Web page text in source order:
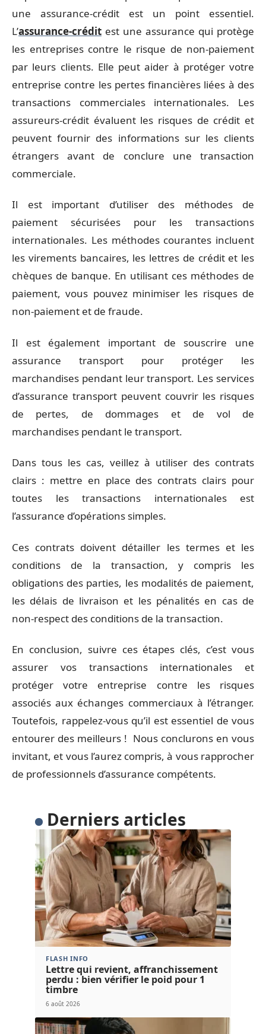
une assurance-crédit est un point essentiel.
L’assurance-crédit est une assurance qui protège
les entreprises contre le risque de non-paiement
par leurs clients. Elle peut aider à protéger votre
entreprise contre les pertes financières liées à des
transactions commerciales internationales. Les
assureurs-crédit évaluent les risques de crédit et
peuvent fournir des informations sur les clients
étrangers avant de conclure une transaction
commerciale.
Il est important d’utiliser des méthodes de
paiement sécurisées pour les transactions
internationales. Les méthodes courantes incluent
les virements bancaires, les lettres de crédit et les
chèques de banque. En utilisant ces méthodes de
paiement, vous pouvez minimiser les risques de
non-paiement et de fraude.
Il est également important de souscrire une
assurance transport pour protéger les
marchandises pendant leur transport. Les services
d’assurance transport peuvent couvrir les risques
de pertes, de dommages et de vol de
marchandises pendant le transport.
Dans tous les cas, veillez à utiliser des contrats
clairs : mettre en place des contrats clairs pour
toutes les transactions internationales est
l’assurance d’opérations simples.
Ces contrats doivent détailler les termes et les
conditions de la transaction, y compris les
obligations des parties, les modalités de paiement,
les délais de livraison et les pénalités en cas de
non-respect des conditions de la transaction.
En conclusion, suivre ces étapes clés, c’est vous
assurer vos transactions internationales et
protéger votre entreprise contre les risques
associés aux échanges commerciaux à l’étranger.
Toutefois, rappelez-vous qu’il est essentiel de vous
entourer des meilleurs ! Nous conclurons en vous
invitant, et vous l’aurez compris, à vous rapprocher
de professionnels d’assurance compétents.
Derniers articles
FLASH INFO
Lettre qui revient, affranchissement
perdu : bien vérifier le poid pour 1
timbre
6 août 2026